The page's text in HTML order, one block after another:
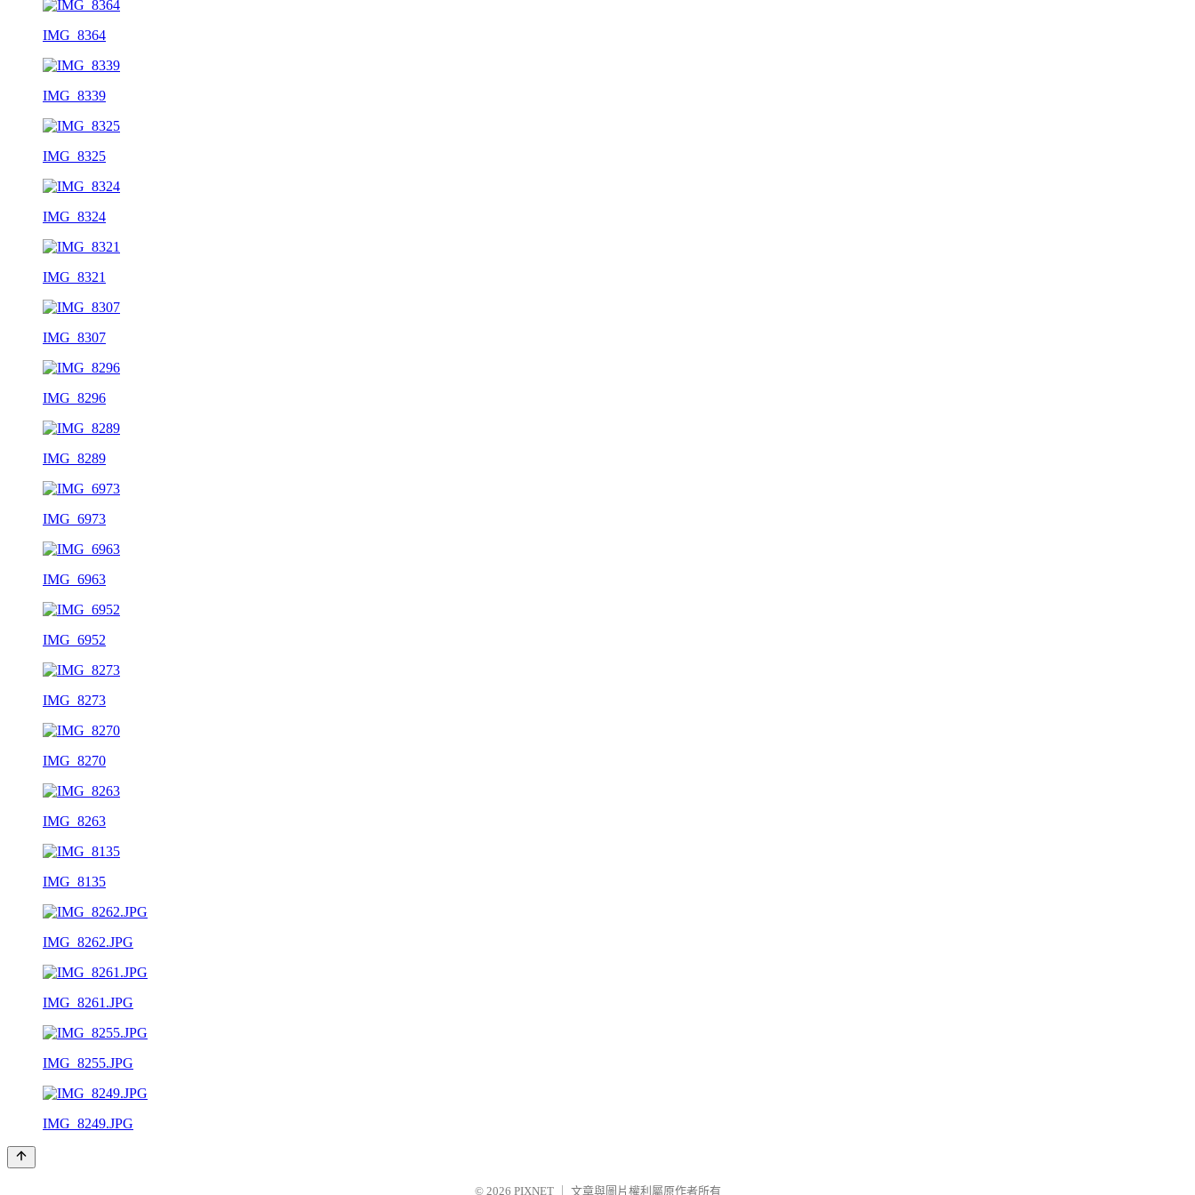
IMG_8364
IMG_8339
IMG_8325
IMG_8324
IMG_8321
IMG_8307
IMG_8296
IMG_8289
IMG_6973
IMG_6963
IMG_6952
IMG_8273
IMG_8270
IMG_8263
IMG_8135
IMG_8262.JPG
IMG_8261.JPG
IMG_8255.JPG
IMG_8249.JPG
© 2026 PIXNET 文章與圖片權利屬原作者所有